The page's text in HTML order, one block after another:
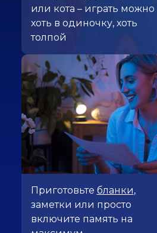
или кота – играть можно
хоть в одиночку, хоть
толпой
Приготовьте бланки,
заметки или просто
включите память на